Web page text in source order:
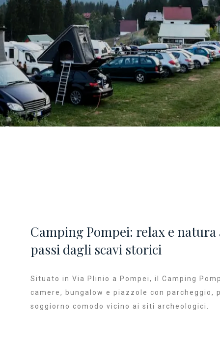
Camping Pompei: relax e natura
passi dagli scavi storici
Situato in Via Plinio a Pompei, il Camping
camere, bungalow e piazzole con parcheggio,
soggiorno comodo vicino ai siti archeologici.